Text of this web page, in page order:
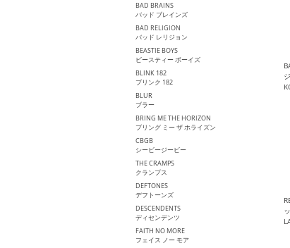
BAD BRAINS
バッド ブレインズ
BAD RELIGION
バッド レリジョン
BEASTIE BOYS
ビースティー ボーイズ
BLINK 182
ブリンク 182
BLUR
ブラー
BRING ME THE HORIZON
ブリング ミー ザ ホライズン
CBGB
シービージービー
THE CRAMPS
クランプス
DEFTONES
デフトーンズ
DESCENDENTS
ディセンデンツ
FAITH NO MORE
フェイス ノー モア